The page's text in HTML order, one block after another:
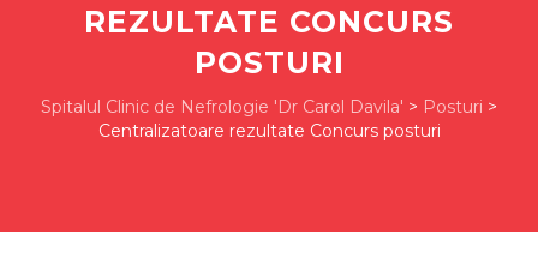
REZULTATE CONCURS
POSTURI
Spitalul Clinic de Nefrologie 'Dr Carol Davila' > Posturi >
Centralizatoare rezultate Concurs posturi